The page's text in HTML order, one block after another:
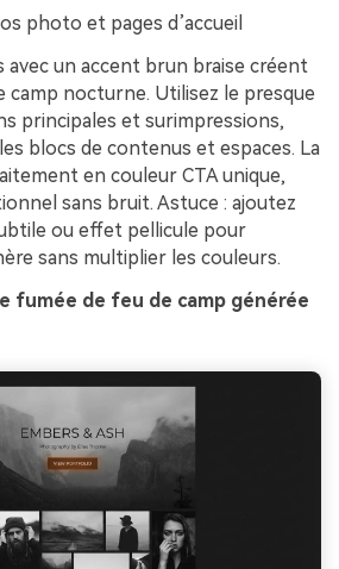
photo et pages d’accueil
avec un accent brun braise créent
camp nocturne. Utilisez le presque
principales et surimpressions,
blocs de contenus et espaces. La
en couleur CTA unique,
sans bruit. Astuce : ajoutez
ou effet pellicule pour
sans multiplier les couleurs.
fumée de feu de camp générée